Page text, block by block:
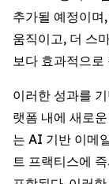
추가될 예정이며
움직이고, 더 스
보다 효과적으로
이러한 성과를
랫폼 내에 새로
는 AI 기반 이메
트 프랙티스에